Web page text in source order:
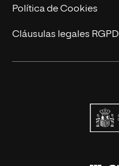
Contáctanos
Política de Cookies
Cláusulas legales RGPD